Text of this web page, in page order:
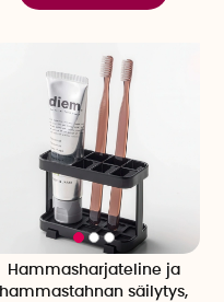
Hammasharjateline ja
hammastahnan säilytys,